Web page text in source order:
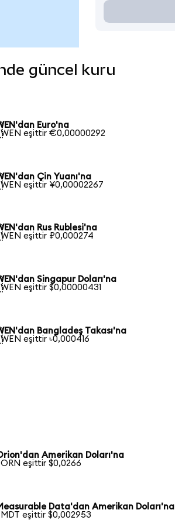
güncel kuru
Euro'na
WEN eşittir €0,00000292
Çin Yuanı'na
WEN eşittir ¥0,00002267
Rus Rublesi'na
WEN eşittir ₽0,000274
Singapur Doları'na
WEN eşittir $0,00000431
Bangladeş Takası'na
WEN eşittir ৳0,000416
Amerikan Doları'na
ORN eşittir $0,0266
Data'dan Amerikan Doları'na
MDT eşittir $0,002953